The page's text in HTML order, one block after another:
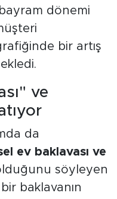
dönemi
bir artış
ve
da
ev baklavası ve
söyleyen
baklavanın